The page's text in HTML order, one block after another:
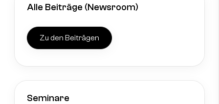
Alle Beiträge (Newsroom)
Zu den Beiträgen
Seminare